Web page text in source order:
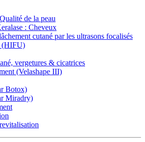
de la peau
: Cheveux
cutané par les ultrasons focalisés
(HIFU)
vergetures & cicatrices
(Velashape III)
Botox)
Miradry)